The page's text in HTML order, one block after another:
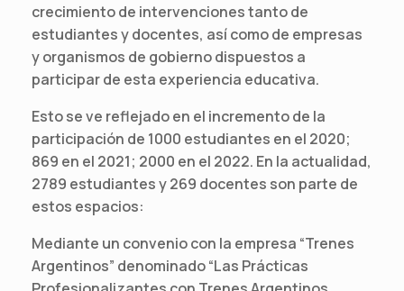
crecimiento de intervenciones tanto de
estudiantes y docentes, así como de empresas
y organismos de gobierno dispuestos a
participar de esta experiencia educativa.
Esto se ve reflejado en el incremento de la
participación de 1000 estudiantes en el 2020;
869 en el 2021; 2000 en el 2022. En la actualidad,
2789 estudiantes y 269 docentes son parte de
estos espacios:
Mediante un convenio con la empresa “Trenes
Argentinos” denominado “Las Prácticas